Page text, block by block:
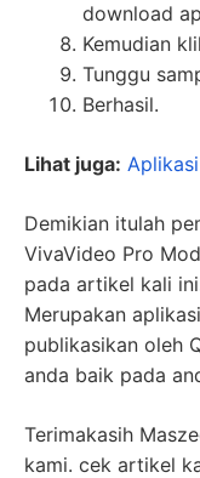
download
Kemudian
Tunggu
Berhasil.
Lihat juga:
Demikian itulah
VivaVideo Pro
pada artikel kali
Merupakan
publikasikan oleh
anda baik pada
Terimakasih
kami. cek artikel